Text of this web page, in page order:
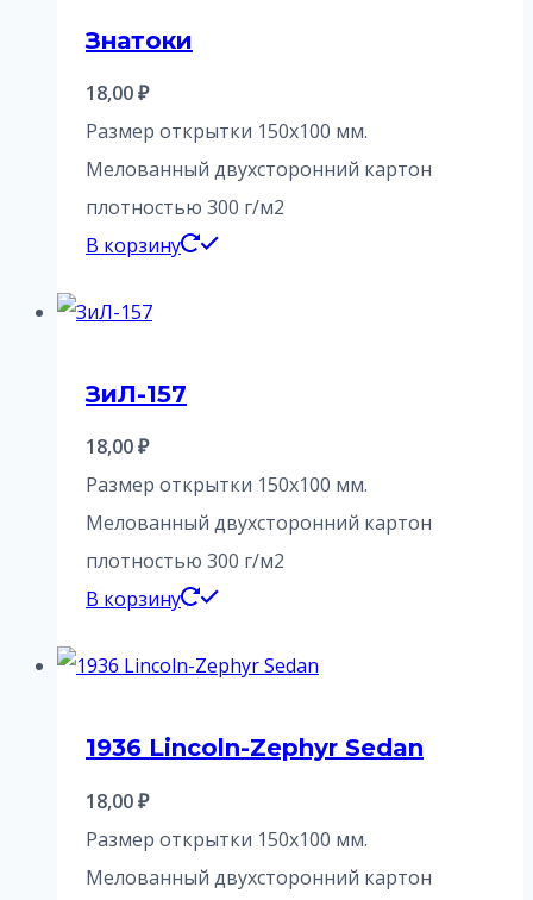
Знатоки
18,00₽
Размер открытки 150х100 мм.
Мелованный двухсторонний картон
плотностью 300 г/м2
В корзину
ЗиЛ-157
18,00₽
Размер открытки 150х100 мм.
Мелованный двухсторонний картон
плотностью 300 г/м2
В корзину
1936 Lincoln-Zephyr Sedan
18,00₽
Размер открытки 150х100 мм.
Мелованный двухсторонний картон